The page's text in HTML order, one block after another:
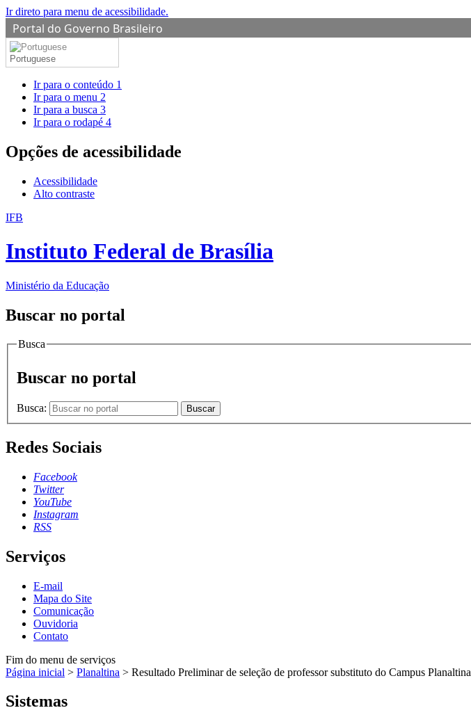
Ir direto para menu de acessibilidade.
Portal do Governo Brasileiro
Portuguese
Ir para o conteúdo 1
Ir para o menu 2
Ir para a busca 3
Ir para o rodapé 4
Opções de acessibilidade
Acessibilidade
Alto contraste
IFB
Instituto Federal de Brasília
Ministério da Educação
Buscar no portal
Busca
Buscar no portal
Busca: Buscar
Redes Sociais
Facebook
Twitter
YouTube
Instagram
RSS
Serviços
E-mail
Mapa do Site
Comunicação
Ouvidoria
Contato
Fim do menu de serviços
Página inicial > Planaltina > Resultado Preliminar de seleção de professor substituto do Campus Planaltina
Sistemas